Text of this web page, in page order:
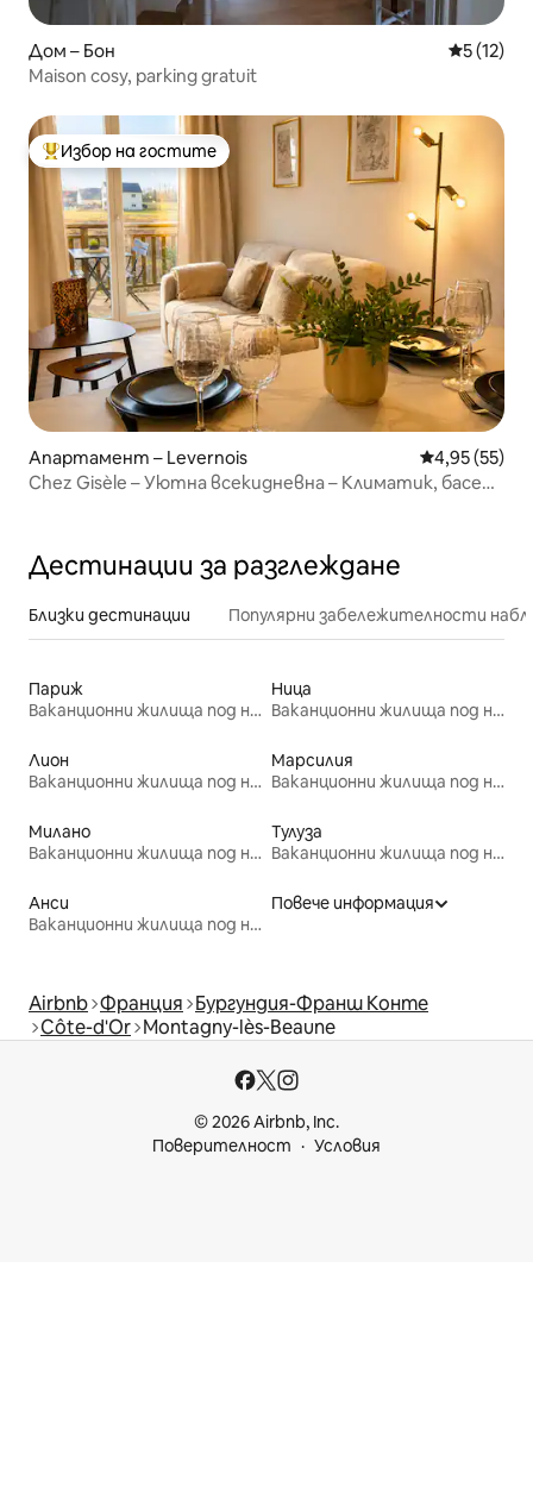
Дом – Бон Средна
5 (12)
Maison cosy, parking gratuit
Най-популярен избор на гостите
Избор на гостите
Апартамент – Levernois Средна
4,95 (55)
Chez Gisèle – Уютна всекидневна – Климатик, басейн
Дестинации за разглеждане
Близки дестинации Популярни забележителности
Париж
Ваканционни жилища под наем
Ница
Ваканционни жилища под наем
Лион
Ваканционни жилища под наем
Марсилия
Ваканционни жилища под наем
Милано
Ваканционни жилища под наем
Тулуза
Ваканционни жилища под наем
Анси
Ваканционни жилища под наем
Повече информация
Airbnb Франция Бургундия-Франш Конте
Côte-d'Or Montagny-lès-Beaune
© 2026 Airbnb, Inc.
Поверителност
Условия